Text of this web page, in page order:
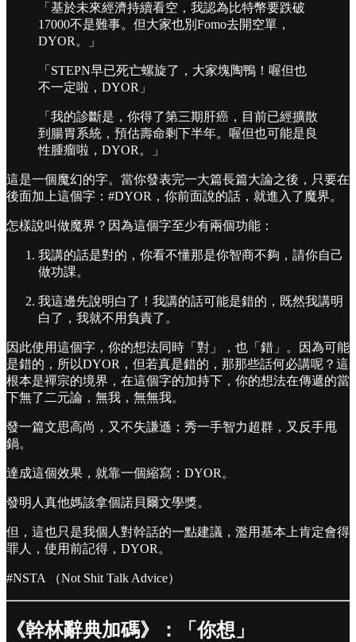
「基於未來經濟持續看空，我認為比特幣要跌破
17000不是難事。但大家也別Fomo去開空單，
DYOR。」
「STEPN早已死亡螺旋了，大家塊陶鴨！喔但也
不一定啦，DYOR」
「我的診斷是，你得了第三期肝癌，目前已經擴散
到腸胃系統，預估壽命剩下半年。喔但也可能是良
性腫瘤啦，DYOR。」
這是一個魔幻的字。當你發表完一大篇長篇大論之後，只要在
後面加上這個字：#DYOR，你前面說的話，就進入了魔界。
怎樣說叫做魔界？因為這個字至少有兩個功能：
我講的話是對的，你看不懂那是你智商不夠，請你自己
做功課。
我這邊先說明白了！我講的話可能是錯的，既然我講明
白了，我就不用負責了。
因此使用這個字，你的想法同時「對」，也「錯」。因為可能
是錯的，所以DYOR，但若真是錯的，那那些話何必講呢？這
根本是禪宗的境界，在這個字的加持下，你的想法在傳遞的當
下無了二元論，無我，無無我。
發一篇文思高尚，又不失謙遜；秀一手智力超群，又反手甩
鍋。
達成這個效果，就靠一個縮寫：DYOR。
發明人真他媽該拿個諾貝爾文學獎。
但，這也只是我個人對幹話的一點建議，濫用基本上肯定會得
罪人，使用前記得，DYOR。
#NSTA （Not Shit Talk Advice）
《幹林辭典加碼》：「你想」